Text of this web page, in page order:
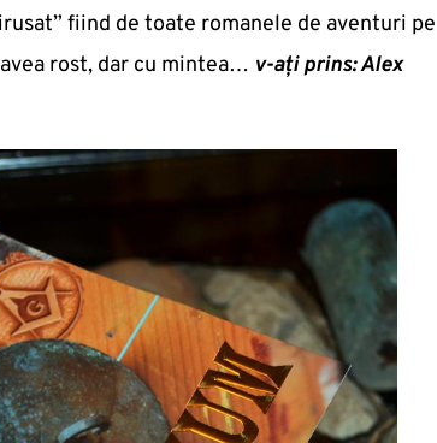
fiind de toate romanele de aventuri pe
rost, dar cu mintea… v-ați prins: Alex